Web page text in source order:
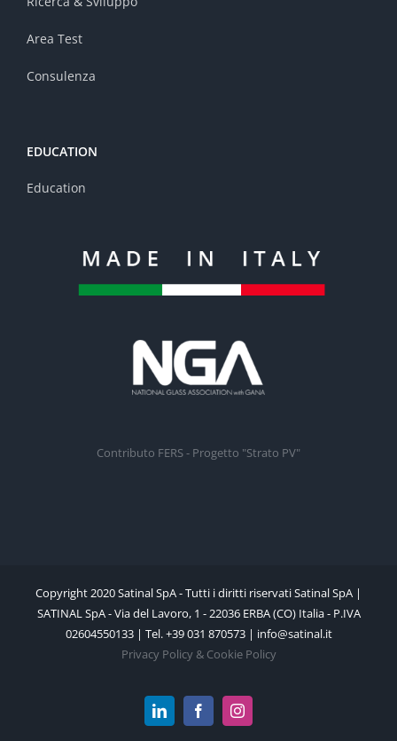
Area Test
Consulenza
EDUCATION
Education
Contributo FERS - Progetto "Strato PV"
Copyright 2020 Satinal SpA - Tutti i diritti riservati Satinal SpA |
SATINAL SpA - Via del Lavoro, 1 - 22036 ERBA (CO) Italia - P.IVA
02604550133 | Tel. +39 031 870573 | info@satinal.it
Privacy Policy & Cookie Policy
LinkedInFacebookInstagram